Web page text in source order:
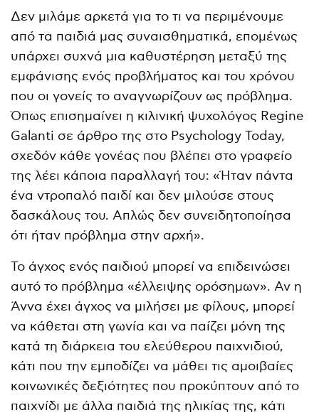
Δεν μιλάμε αρκετά για το τι να περιμένουμε
από τα παιδιά μας συναισθηματικά, επομένως
υπάρχει συχνά μια καθυστέρηση μεταξύ της
εμφάνισης ενός προβλήματος και του χρόνου
που οι γονείς το αναγνωρίζουν ως πρόβλημα.
Όπως επισημαίνει η κιλινική ψυχολόγος Regine
Galanti σε άρθρο της στο Psychology Today,
σχεδόν κάθε γονέας που βλέπει στο γραφείο
της λέει κάποια παραλλαγή του: «Ήταν πάντα
ένα ντροπαλό παιδί και δεν μιλούσε στους
δασκάλους του. Απλώς δεν συνειδητοποίησα
ότι ήταν πρόβλημα στην αρχή».
Το άγχος ενός παιδιού μπορεί να επιδεινώσει
αυτό το πρόβλημα «έλλειψης ορόσημων». Αν η
Άννα έχει άγχος να μιλήσει με φίλους, μπορεί
να κάθεται στη γωνία και να παίζει μόνη της
κατά τη διάρκεια του ελεύθερου παιχνιδιού,
κάτι που την εμποδίζει να μάθει τις αμοιβαίες
κοινωνικές δεξιότητες που προκύπτουν από το
παιχνίδι με άλλα παιδιά της ηλικίας της, κάτι